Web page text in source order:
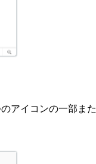
アイコンの一部ま